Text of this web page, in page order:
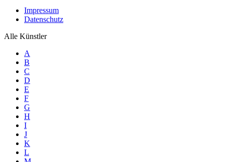
Impressum
Datenschutz
Alle Künstler
A
B
C
D
E
F
G
H
I
J
K
L